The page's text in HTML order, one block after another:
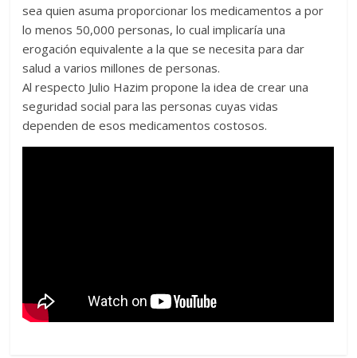
sea quien asuma proporcionar los medicamentos a por
lo menos 50,000 personas, lo cual implicaría una
erogación equivalente a la que se necesita para dar
salud a varios millones de personas.
Al respecto Julio Hazim propone la idea de crear una
seguridad social para las personas cuyas vidas
dependen de esos medicamentos costosos.